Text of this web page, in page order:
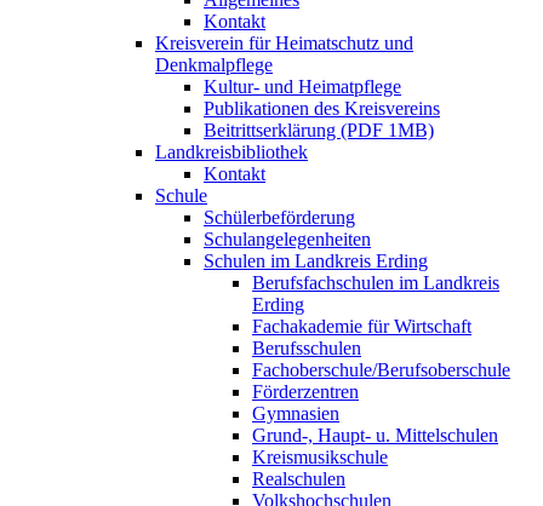
Kontakt
Kreisverein für Heimatschutz und
Denkmalpflege
Kultur- und Heimatpflege
Publikationen des Kreisvereins
Beitrittserklärung (PDF 1MB)
Landkreisbibliothek
Kontakt
Schule
Schülerbeförderung
Schulangelegenheiten
Schulen im Landkreis Erding
Berufsfachschulen im Landkreis
Erding
Fachakademie für Wirtschaft
Berufsschulen
Fachoberschule/Berufsoberschule
Förderzentren
Gymnasien
Grund-, Haupt- u. Mittelschulen
Kreismusikschule
Realschulen
Volkshochschulen